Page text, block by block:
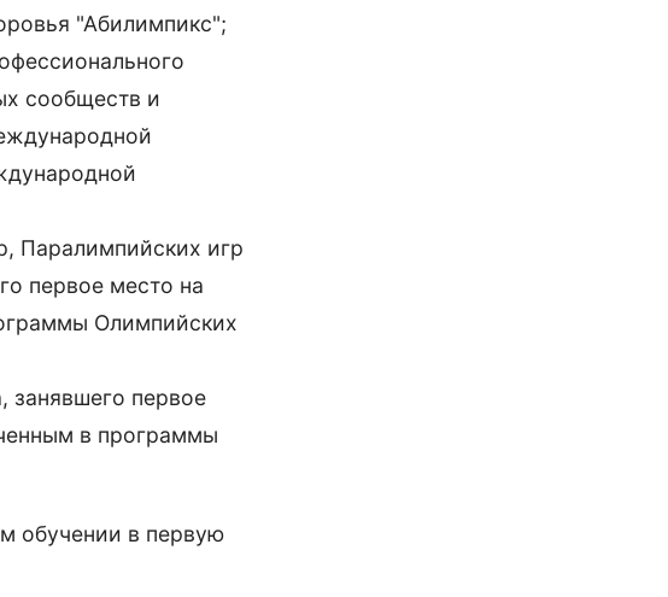
"Абилимпикс";
сообществ и
Паралимпийских игр
первое место на
Олимпийских
занявшего первое
в программы
обучении в первую